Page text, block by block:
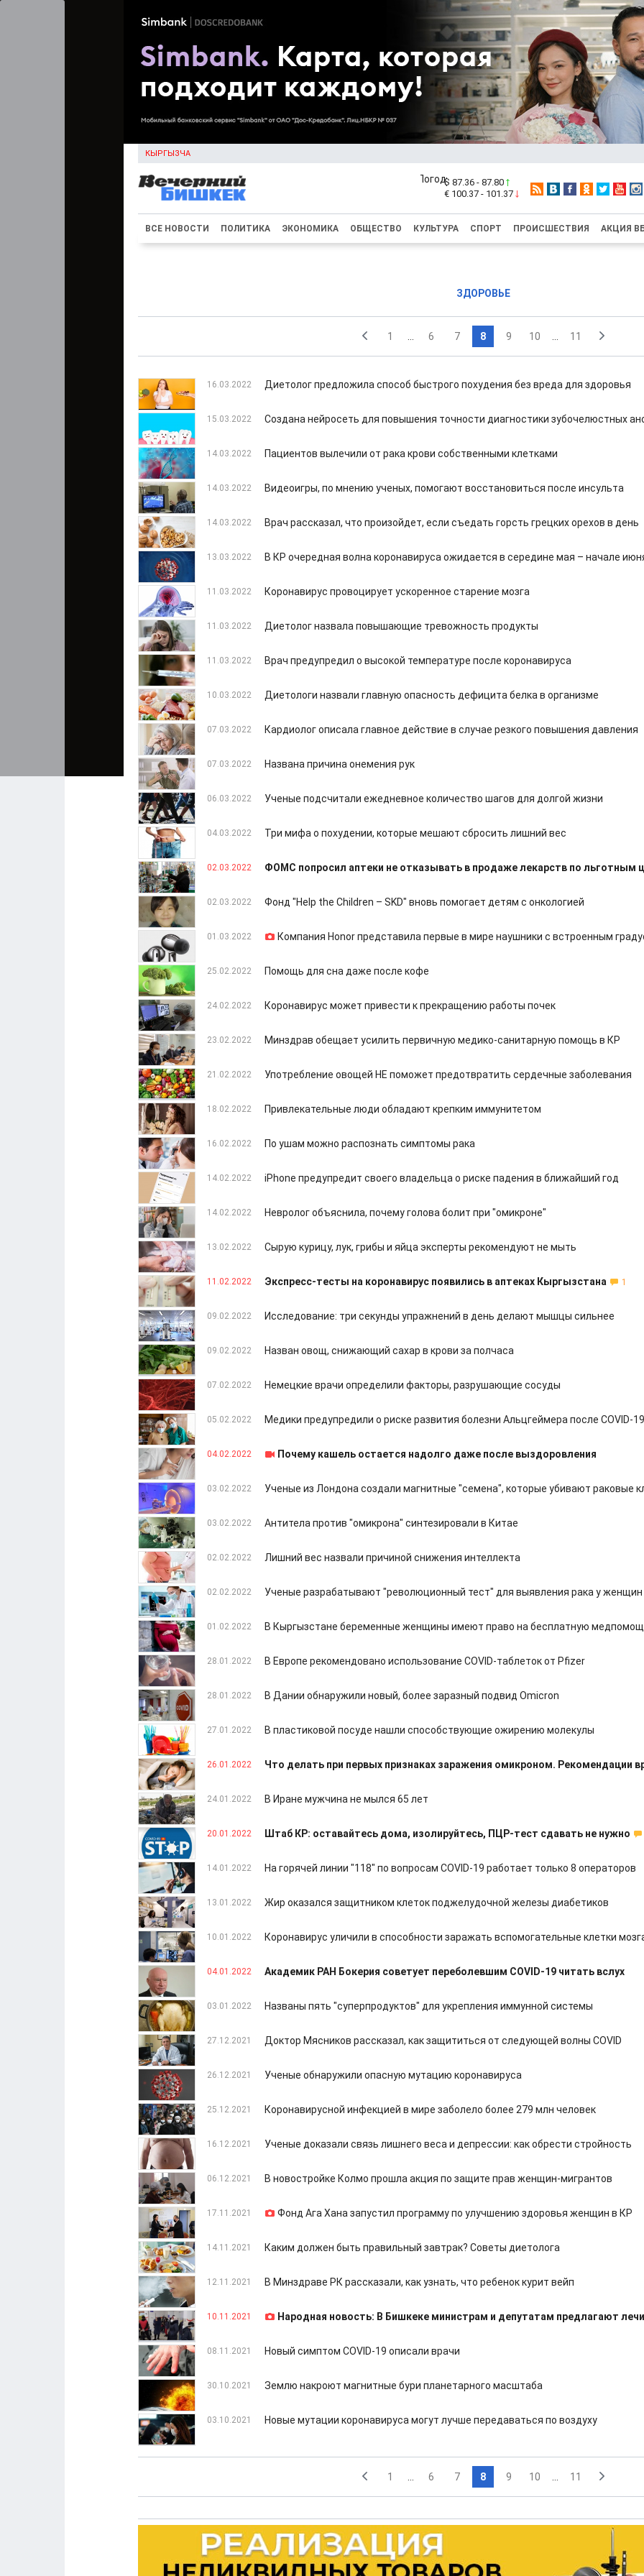
КЫРГЫЗЧА
$ 87.36 - 87.80
€ 100.37 - 101.37
ВСЕ НОВОСТИ ПОЛИТИКА ЭКОНОМИКА ОБЩЕСТВО КУЛЬТУРА СПОРТ ПРОИСШЕСТВИЯ АКЦИЯ
ЗДОРОВЬЕ
1 6 7 8 9 10 11
16.03.2022 Диетолог предложила способ быстрого похудения без вреда для здоровья
15.03.2022 Создана нейросеть для повышения точности диагностики зубочелюстных
14.03.2022 Пациентов вылечили от рака крови собственными клетками
14.03.2022 Видеоигры, по мнению ученых, помогают восстановиться после инсульта
14.03.2022 Врач рассказал, что произойдет, если съедать горсть грецких орехов в день
13.03.2022 В КР очередная волна коронавируса ожидается в середине мая – начале
11.03.2022 Коронавирус провоцирует ускоренное старение мозга
11.03.2022 Диетолог назвала повышающие тревожность продукты
11.03.2022 Врач предупредил о высокой температуре после коронавируса
10.03.2022 Диетологи назвали главную опасность дефицита белка в организме
07.03.2022 Кардиолог описала главное действие в случае резкого повышения давления
07.03.2022 Названа причина онемения рук
06.03.2022 Ученые подсчитали ежедневное количество шагов для долгой жизни
04.03.2022 Три мифа о похудении, которые мешают сбросить лишний вес
02.03.2022 ФОМС попросил аптеки не отказывать в продаже лекарств по льготным
02.03.2022 Фонд "Help the Children – SKD" вновь помогает детям с онкологией
01.03.2022 Компания Honor представила первые в мире наушники с встроенным
25.02.2022 Помощь для сна даже после кофе
24.02.2022 Коронавирус может привести к прекращению работы почек
23.02.2022 Минздрав обещает усилить первичную медико-санитарную помощь в КР
21.02.2022 Употребление овощей НЕ поможет предотвратить сердечные заболевания
18.02.2022 Привлекательные люди обладают крепким иммунитетом
16.02.2022 По ушам можно распознать симптомы рака
14.02.2022 iPhone предупредит своего владельца о риске падения в ближайший год
14.02.2022 Невролог объяснила, почему голова болит при "омикроне"
13.02.2022 Сырую курицу, лук, грибы и яйца эксперты рекомендуют не мыть
11.02.2022 Экспресс-тесты на коронавирус появились в аптеках Кыргызстана 1
09.02.2022 Исследование: три секунды упражнений в день делают мышцы сильнее
09.02.2022 Назван овощ, снижающий сахар в крови за полчаса
07.02.2022 Немецкие врачи определили факторы, разрушающие сосуды
05.02.2022 Медики предупредили о риске развития болезни Альцгеймера после COVID-19
04.02.2022 Почему кашель остается надолго даже после выздоровления
03.02.2022 Ученые из Лондона создали магнитные "семена", которые убивают раковые
03.02.2022 Антитела против "омикрона" синтезировали в Китае
02.02.2022 Лишний вес назвали причиной снижения интеллекта
02.02.2022 Ученые разрабатывают "революционный тест" для выявления рака у женщин
01.02.2022 В Кыргызстане беременные женщины имеют право на бесплатную
28.01.2022 В Европе рекомендовано использование COVID-таблеток от Pfizer
28.01.2022 В Дании обнаружили новый, более заразный подвид Omicron
27.01.2022 В пластиковой посуде нашли способствующие ожирению молекулы
26.01.2022 Что делать при первых признаках заражения омикроном. Рекомендации
24.01.2022 В Иране мужчина не мылся 65 лет
20.01.2022 Штаб КР: оставайтесь дома, изолируйтесь, ПЦР-тест сдавать не нужно
14.01.2022 На горячей линии "118" по вопросам COVID-19 работает только 8 операторов
13.01.2022 Жир оказался защитником клеток поджелудочной железы диабетиков
10.01.2022 Коронавирус уличили в способности заражать вспомогательные клетки
04.01.2022 Академик РАН Бокерия советует переболевшим COVID-19 читать вслух
03.01.2022 Названы пять "суперпродуктов" для укрепления иммунной системы
27.12.2021 Доктор Мясников рассказал, как защититься от следующей волны COVID
26.12.2021 Ученые обнаружили опасную мутацию коронавируса
25.12.2021 Коронавирусной инфекцией в мире заболело более 279 млн человек
16.12.2021 Ученые доказали связь лишнего веса и депрессии: как обрести стройность
06.12.2021 В новостройке Колмо прошла акция по защите прав женщин-мигрантов
17.11.2021 Фонд Ага Хана запустил программу по улучшению здоровья женщин в КР
14.11.2021 Каким должен быть правильный завтрак? Советы диетолога
12.11.2021 В Минздраве РК рассказали, как узнать, что ребенок курит вейп
10.11.2021 Народная новость: В Бишкеке министрам и депутатам предлагают
08.11.2021 Новый симптом COVID-19 описали врачи
30.10.2021 Землю накроют магнитные бури планетарного масштаба
03.10.2021 Новые мутации коронавируса могут лучше передаваться по воздуху
1 6 7 8 9 10 11